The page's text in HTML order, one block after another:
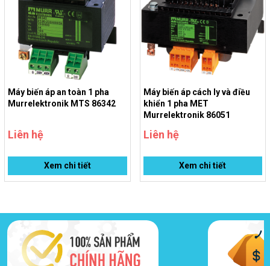
Tiêu chuẩn sản phẩm
4, EN 62041 category 0
Máy biến áp an toàn 1 pha
Murrelektronik MTS 86342
Liên hệ
Xem chi tiết
Máy biến áp cách ly và điều
khiển 1 pha MET
Murrelektronik 86051
Liên hệ
Xem chi tiết